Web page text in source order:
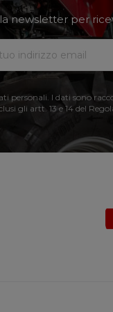
newsletter per
personali. I dati sono
gli artt. 13 e 14 del